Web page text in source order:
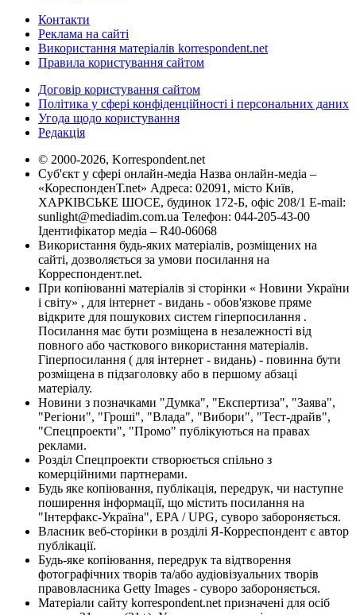
Контакти
Реклама на сайті
Використання матеріалів korrespondent.net
Правила користування сайтом
Договір користування сайтом
Політика у сфері конфіденційності і персональних даних
Угода щодо користування
Редакція
© 2000-2026, Korrespondent.net
Суб'єкт у сфері онлайн-медіа Назва онлайн-медіа –
«КореспонденТ.net» Адреса: 02091, місто Київ,
ХАРКІВСЬКЕ ШОСЕ, будинок 172-Б, офіс 208/1 E-mail:
sunlight@mediadim.com.ua Телефон: 044-205-43-00
Ідентифікатор медіа – R40-06068
Використання будь-яких матеріалів, розміщених на
сайті, дозволяється за умови посилання на
Корреспондент.net.
При копіюванні матеріалів зі сторінки « Новини України
і світу» , для інтернет - видань - обов'язкове пряме
відкрите для пошукових систем гіперпосилання .
Посилання має бути розміщена в незалежності від
повного або часткового використання матеріалів.
Гіперпосилання ( для інтернет - видань) - повинна бути
розміщена в підзаголовку або в першому абзаці
матеріалу.
Новини з позначками "Думка", "Експертиза", "Заява",
"Регіони", "Гроші", "Влада", "Вибори", "Тест-драйв",
"Спецпроекти", "Промо" публікуються на правах
реклами.
Розділ Спецпроекти створюється спільно з
комерційними партнерами.
Будь яке копіювання, публікація, передрук, чи наступне
поширення інформації, що містить посилання на
"Інтерфакс-Україна", EPA / UPG, суворо забороняється.
Власник веб-сторінки в розділі Я-Корреспондент є автор
публікації.
Будь-яке копіювання, передрук та відтворення
фотографічних творів та/або аудіовізуальних творів
правовласника Getty Images - суворо забороняється.
Матеріали сайту korrespondent.net призначені для осіб